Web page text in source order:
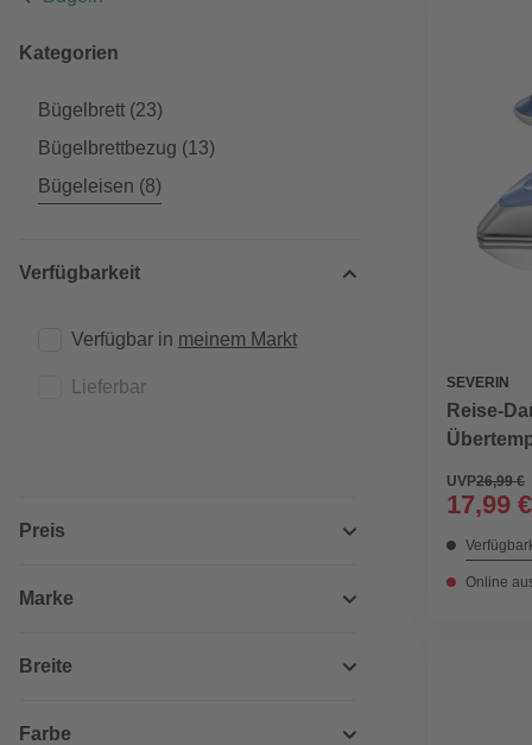
Kategorien
Bügelbrett (23)
Bügelbrettbezug (13)
Bügeleisen (8)
Verfügbarkeit
Verfügbar in meinem Markt
Lieferbar
Preis
Marke
Breite
Farbe
SEVERIN
Reise-
UVP26,99 €
17,99 €
Online